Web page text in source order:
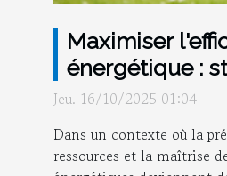
Maximiser
énergétique :
pour réduire vos
Jeu. 16/10/2025 01:04
Dans un contexte où la
ressources et la maîtrise